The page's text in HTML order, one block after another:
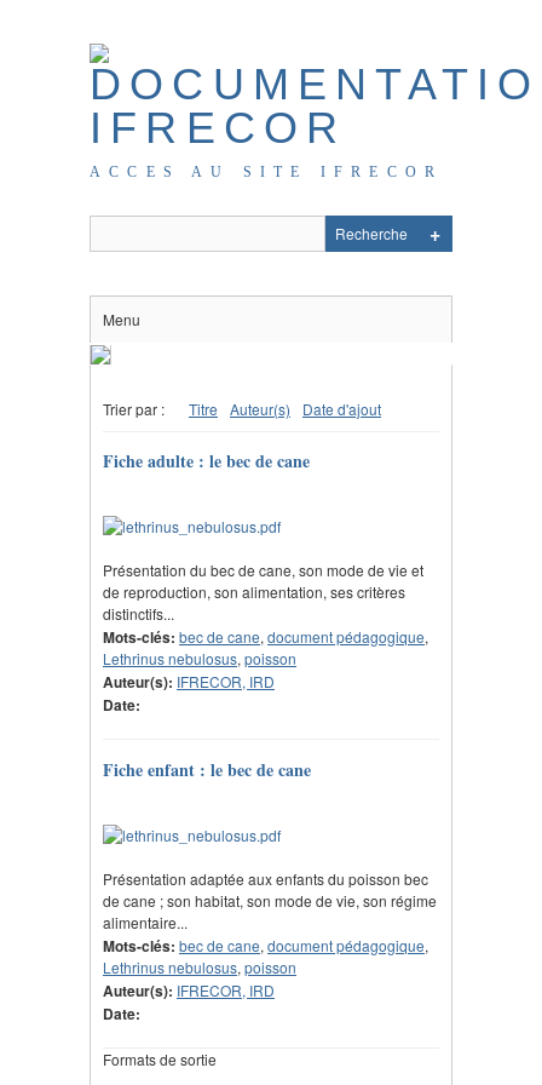
ACCES AU SITE IFRECOR
Menu
Trier par : Titre Auteur(s) Date d'ajout
Fiche adulte : le bec de cane
Présentation du bec de cane, son mode de vie et
de reproduction, son alimentation, ses critères
distinctifs...
Mots-clés: bec de cane, document pédagogique,
Lethrinus nebulosus, poisson
Auteur(s): IFRECOR, IRD
Date:
Fiche enfant : le bec de cane
Présentation adaptée aux enfants du poisson bec
de cane ; son habitat, son mode de vie, son régime
alimentaire...
Mots-clés: bec de cane, document pédagogique,
Lethrinus nebulosus, poisson
Auteur(s): IFRECOR, IRD
Date:
Formats de sortie